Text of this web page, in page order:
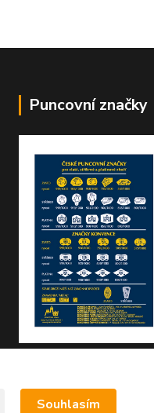
Puncovní značky
Souhlasím